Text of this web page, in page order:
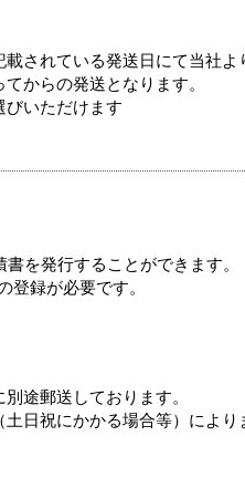
されている発送日にて当社よ
からの発送となります。
いただけます
を発行することができます。
録が必要です。
途郵送しております。
日祝にかかる場合等）によ